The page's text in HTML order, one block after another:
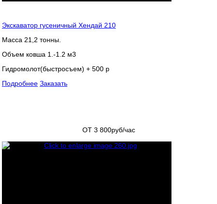
Экскаватор гусеничный Хендай 210
Масса 21,2 тонны.
Объем ковша 1.-1.2 м3
Гидромолот(быстросъем) + 500 р
Подробнее Заказать
ОТ 3 800руб/час